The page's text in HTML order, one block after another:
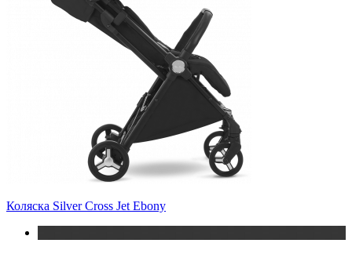
Коляска Silver Cross Jet Ebony